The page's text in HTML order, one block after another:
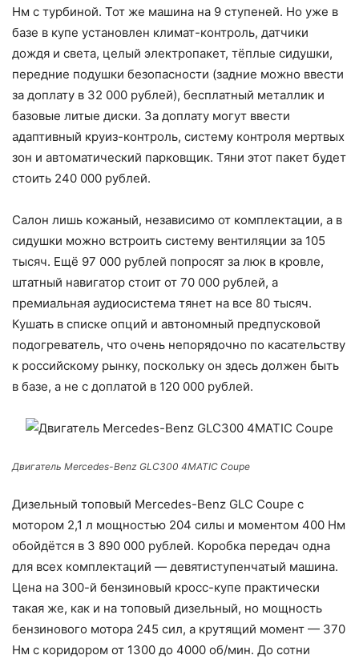
Нм с турбиной. Тот же машина на 9 ступеней. Но уже в
базе в купе установлен климат-контроль, датчики
дождя и света, целый электропакет, тёплые сидушки,
передние подушки безопасности (задние можно ввести
за доплату в 32 000 рублей), бесплатный металлик и
базовые литые диски. За доплату могут ввести
адаптивный круиз-контроль, систему контроля мертвых
зон и автоматический парковщик. Тяни этот пакет будет
стоить 240 000 рублей.
Салон лишь кожаный, независимо от комплектации, а в
сидушки можно встроить систему вентиляции за 105
тысяч. Ещё 97 000 рублей попросят за люк в кровле,
штатный навигатор стоит от 70 000 рублей, а
премиальная аудиосистема тянет на все 80 тысяч.
Кушать в списке опций и автономный предпусковой
подогреватель, что очень непорядочно по касательству
к российскому рынку, поскольку он здесь должен быть
в базе, а не с доплатой в 120 000 рублей.
Двигатель Mercedes-Benz GLC300 4MATIC Coupe
Дизельный топовый Mercedes-Benz GLС Coupe с
мотором 2,1 л мощностью 204 силы и моментом 400 Нм
обойдётся в 3 890 000 рублей. Коробка передач одна
для всех комплектаций — девятиступенчатый машина.
Цена на 300-й бензиновый кросс-купе практически
такая же, как и на топовый дизельный, но мощность
бензинового мотора 245 сил, а крутящий момент — 370
Нм с коридором от 1300 до 4000 об/мин. До сотни